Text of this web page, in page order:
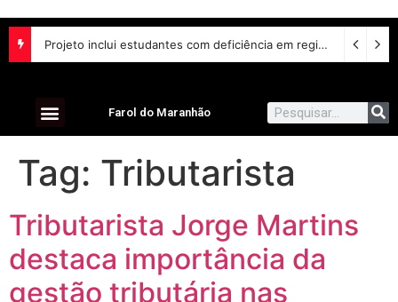
Projeto inclui estudantes com deficiência em regime escolar especial
Farol do Maranhão
Tag: Tributarista
Tributarista Jorge Martins
destaca importância da
gestão tributária nas